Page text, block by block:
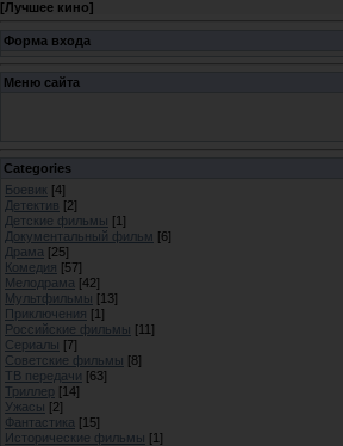
[Лучшее кино]
Форма входа
Меню сайта
Categories
Боевик [4]
Детектив [2]
Детские фильмы [1]
Документальный фильм [6]
Драма [25]
Комедия [57]
Мелодрама [42]
Мультфильмы [13]
Приключения [1]
Российские фильмы [11]
Сериалы [7]
Советские фильмы [8]
ТВ передачи [63]
Триллер [14]
Ужасы [2]
Фантастика [15]
Исторические фильмы [1]